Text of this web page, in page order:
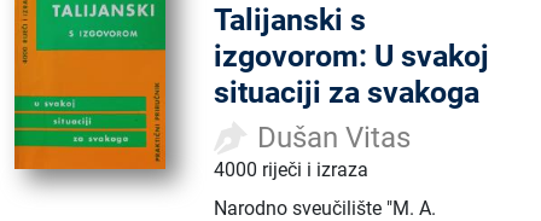
Talijanski s
izgovorom: U svakoj
situaciji za svakoga
Dušan Vitas
4000 riječi i izraza
Narodno sveučilište "M. A.